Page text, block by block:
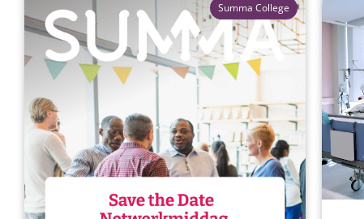
Summa College